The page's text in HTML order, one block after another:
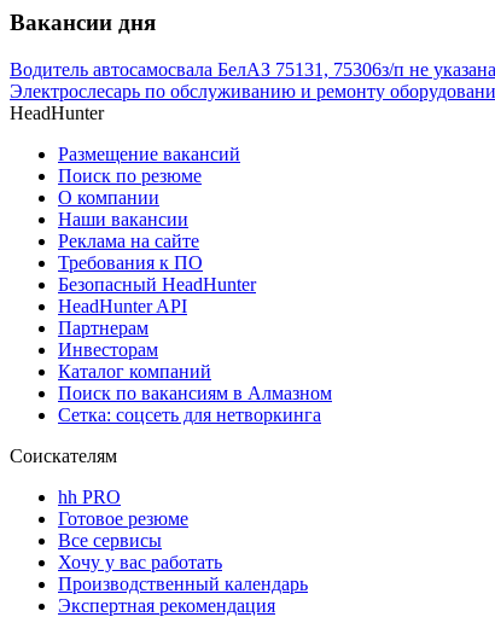
Вакансии дня
Водитель автосамосвала БелАЗ 75131, 75306з/п не указана
Электрослесарь по обслуживанию и ремонту
HeadHunter
Размещение вакансий
Поиск по резюме
О компании
Наши вакансии
Реклама на сайте
Требования к ПО
Безопасный HeadHunter
HeadHunter API
Партнерам
Инвесторам
Каталог компаний
Поиск по вакансиям в Алмазном
Сетка: соцсеть для нетворкинга
Соискателям
hh PRO
Готовое резюме
Все сервисы
Хочу у вас работать
Производственный календарь
Экспертная рекомендация